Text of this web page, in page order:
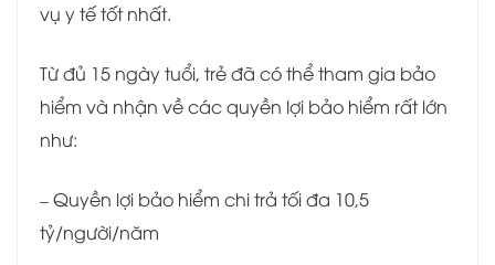
vụ y tế tốt nhất.
Từ đủ 15 ngày tuổi, trẻ đã có thể tham gia bảo
hiểm và nhận về các quyền lợi bảo hiểm rất lớn
như:
– Quyền lợi bảo hiểm chi trả tối đa 10,5
tỷ/người/năm